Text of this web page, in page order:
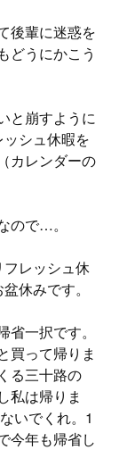
後輩に迷惑を
どうにかこう
と崩すように
シュ休暇を
カレンダーの
ので…。
レッシュ休
休みです。
一択です。
買って帰りま
る三十路の
私は帰りま
いでくれ。1
今年も帰省し